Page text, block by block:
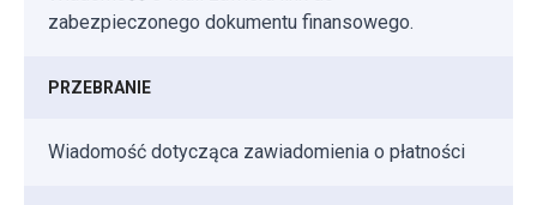
zabezpieczonego dokumentu finansowego.
PRZEBRANIE
Wiadomość dotycząca zawiadomienia o płatności